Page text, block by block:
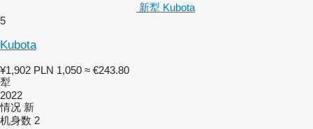
新犁 Kubota
5
Kubota
¥1,902 PLN 1,050 ≈ €243.80
犁
2022
情况 新
机身数 2